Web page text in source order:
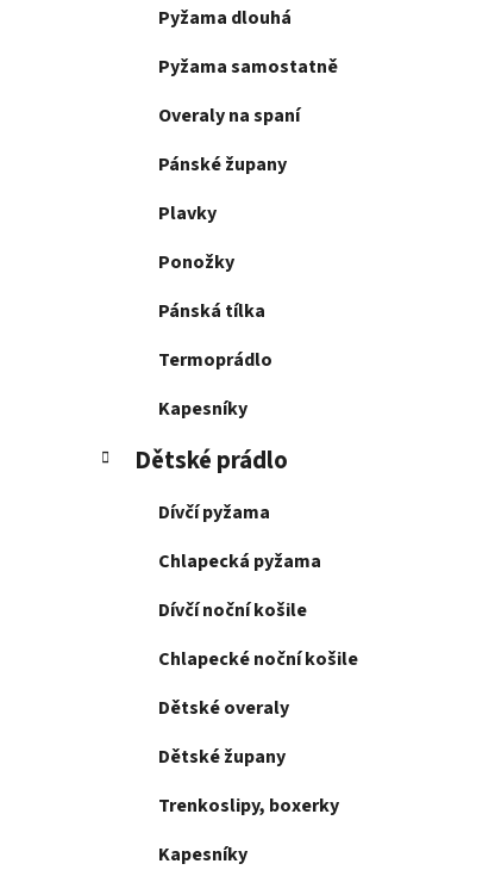
Pyžama dlouhá
Pyžama samostatně
Overaly na spaní
Pánské župany
Plavky
Ponožky
Pánská tílka
Termoprádlo
Kapesníky
Dětské prádlo
Dívčí pyžama
Chlapecká pyžama
Dívčí noční košile
Chlapecké noční košile
Dětské overaly
Dětské župany
Trenkoslipy, boxerky
Kapesníky